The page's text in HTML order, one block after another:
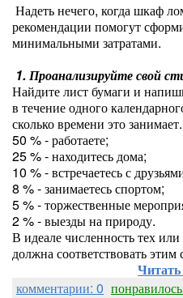
Надеть нечего, когда шкаф
рекомендации помогут
минимальными затратами.
1. Проанализируйте свой
Найдите лист бумаги и
в течение одного
сколько времени это
50 % - работаете;
25 % - находитесь дома;
10 % - встречаетесь с
8 % - занимаетесь спортом;
5 % - торжественные
2 % - выезды на природу.
В идеале численность тех
должна соответствовать
Читать
комментарии: 0